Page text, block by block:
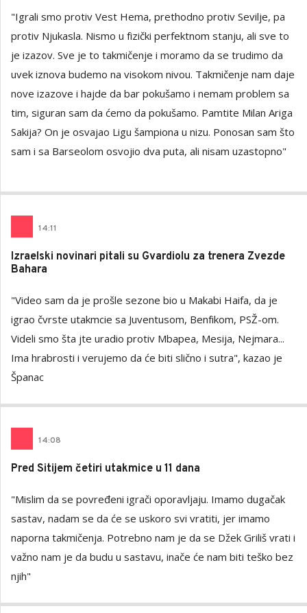
"Igrali smo protiv Vest Hema, prethodno protiv Sevilje, pa
protiv Njukasla. Nismo u fizički perfektnom stanju, ali sve to
je izazov. Sve je to takmičenje i moramo da se trudimo da
uvek iznova budemo na visokom nivou. Takmičenje nam daje
nove izazove i hajde da bar pokušamo i nemam problem sa
tim, siguran sam da ćemo da pokušamo. Pamtite Milan Ariga
Sakija? On je osvajao Ligu šampiona u nizu. Ponosan sam što
sam i sa Barseolom osvojio dva puta, ali nisam uzastopno"
14:11
Izraelski novinari pitali su Gvardiolu za trenera Zvezde
Bahara
"Video sam da je prošle sezone bio u Makabi Haifa, da je
igrao čvrste utakmcie sa Juventusom, Benfikom, PSŽ-om.
Videli smo šta jte uradio protiv Mbapea, Mesija, Nejmara...
Ima hrabrosti i verujemo da će biti slično i sutra", kazao je
Španac
14:08
Pred Sitijem četiri utakmice u 11 dana
"Mislim da se povređeni igrači oporavljaju. Imamo dugačak
sastav, nadam se da će se uskoro svi vratiti, jer imamo
naporna takmičenja. Potrebno nam je da se Džek Griliš vrati i
važno nam je da budu u sastavu, inače će nam biti teško bez
njih"